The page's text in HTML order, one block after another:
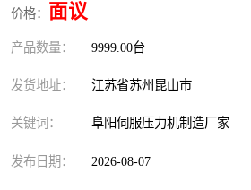
价格： 面议
产品数量： 9999.00台
发货地址： 江苏省苏州昆山市
关键词： 阜阳伺服压力机制造厂家
发布日期： 2026-08-07